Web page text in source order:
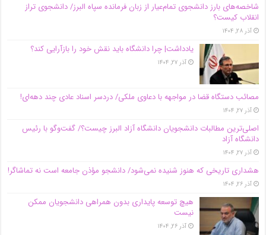
شاخصه‌های بارز دانشجوی تمام‌عیار از زبان فرمانده سپاه البرز/ دانشجوی تراز
انقلاب کیست؟
آذر ۲۸, ۱۴۰۴
یادداشت| چرا دانشگاه باید نقش خود را بازآرایی کند؟
آذر ۲۷, ۱۴۰۴
مصائب دستگاه قضا در مواجهه با دعاوی ملکی/ دردسر اسناد عادی چند‌ دهه‌ای!
آذر ۲۷, ۱۴۰۴
اصلی‌ترین مطالبات دانشجویان دانشگاه آزاد البرز چیست؟/ گفت‌وگو با رئیس
دانشگاه آز‌اد
آذر ۲۷, ۱۴۰۴
هشداری تاریخی که هنوز شنیده نمی‌شود/ دانشجو مؤذن جامعه است نه تماشاگر!
آذر ۲۶, ۱۴۰۴
هیچ توسعه پایداری بدون همراهی دانشجویان ممکن
نیست
آذر ۲۶, ۱۴۰۴